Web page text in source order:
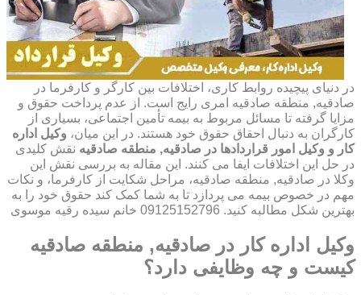
در دنیای پیچیده روابط کاری، اختلافات بین کارگر و کارفرما در
صادقیه, منطقه صادقیه امری رایج است. از عدم پرداخت حقوق و
مزایا گرفته تا مسائل مربوط به بیمه تأمین اجتماعی، بسیاری از
کارگران به دنبال احقاق حقوق خود هستند. در این میان، وکیل اداره
کار و وکیل امور قراردادها در صادقیه, منطقه صادقیه نقش کلیدی
در حل این اختلافات ایفا می کنند. این مقاله به بررسی نقش این
وکلا در صادقیه, منطقه صادقیه، مراحل شکایت از کارفرما، و نکات
مهم در خصوص بیمه می پردازد تا به شما کمک کند حقوق خود را به
بهترین شکل مطالبه کنید. 09125152796 خانم سیده رقیه موسوی
وکیل اداره کار در صادقیه, منطقه صادقیه
کیست و چه وظایفی دارد؟